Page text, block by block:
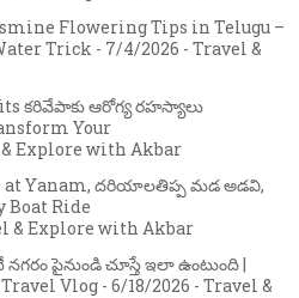
Flowering Tips in Telugu –
Trick - 7/4/2026 - Travel &
కరివేపాకు ఆరోగ్య రహస్యాలు
Your
Explore with Akbar
at Yanam, దరియాలతిప్ప మడ అడవి,
Ride
& Explore with Akbar
పైనుండి చూస్తే ఇలా ఉంటుంది |
Vlog - 6/18/2026 - Travel &